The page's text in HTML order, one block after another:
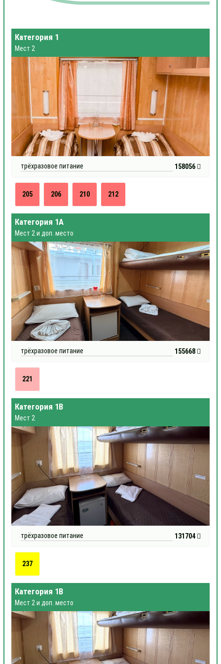
Категория 1
Мест 2
трёхразовое питание 158056
205 206 210 212
Категория 1А
Мест 2 и доп. место
трёхразовое питание 155668
221
Категория 1В
Мест 2
трёхразовое питание 131704
237
Категория 1В
Мест 2 и доп. место